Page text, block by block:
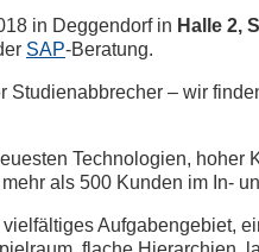
in Deggendorf in Halle 2,
SAP-Beratung.
Studienabbrecher – wir
Technologien, hoher
als 500 Kunden im In-
Aufgaben­gebiet,